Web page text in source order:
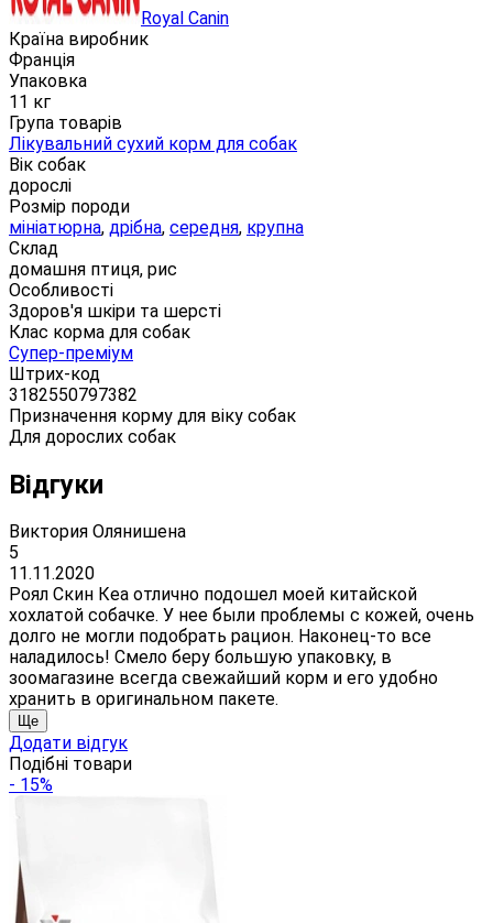
Royal Canin
Країна виробник
Франція
Упаковка
11 кг
Група товарів
Лікувальний сухий корм для собак
Вік собак
дорослі
Розмір породи
мініатюрна, дрібна, середня, крупна
Склад
домашня птиця, рис
Особливості
Здоров'я шкіри та шерсті
Клас корма для собак
Супер-преміум
Штрих-код
3182550797382
Призначення корму для віку собак
Для дорослих собак
Відгуки
Виктория Олянишена
5
11.11.2020
Роял Скин Кеа отлично подошел моей китайской
хохлатой собачке. У нее были проблемы с кожей, очень
долго не могли подобрать рацион. Наконец-то все
наладилось! Смело беру большую упаковку, в
зоомагазине всегда свежайший корм и его удобно
хранить в оригинальном пакете.
Ще
Додати відгук
Подібні товари
- 15%